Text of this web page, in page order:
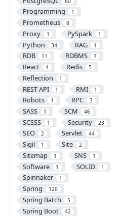
Programming 1
Prometheus 8
Proxy 1 PySpark 1
Python 34 RAG 1
RDB 11 RDBMS 7
React 4 Redis 5
Reflection 1
REST API 1 RMI 1
Robots 1 RPC 3
SASS 1 SCM 46
SCSSS 1 Security 23
SEO 2 Servlet 44
Sigil 1 Site 2
Sitemap 1 SNS 1
Software 1 SOLID 1
Spinnaker 1
Spring 120
Spring Batch 5
Spring Boot 42